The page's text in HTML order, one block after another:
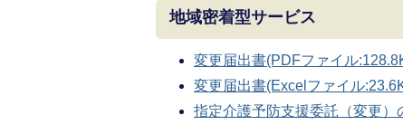
地域密着型サービス
変更届出書(PDFファイル
変更届出書(Excelファイル
指定介護予防支援委託（変更